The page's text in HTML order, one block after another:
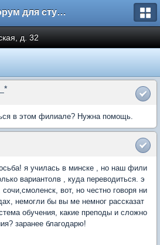
Форум для студента СГА
д. 32
в этом филиале? Нужна помощь.
я училась в минске , но наш фили
вариантолв , куда переводиться. э
вот, но честно говоря ни
немогли бы вы ме немног рассказат
обучения, какие преподы и сложно
заранее благодарю!